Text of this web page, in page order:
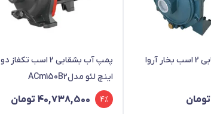
پمپ آب بشقابی 2 اسب بخار آروا
تومان
پمپ آب بشقابی 2 اسب تکفاز دو
اینچ لئو مدلACm150B2
قیمت
اصلی
40,738,500 تومان
قیمت
فعلی
4%